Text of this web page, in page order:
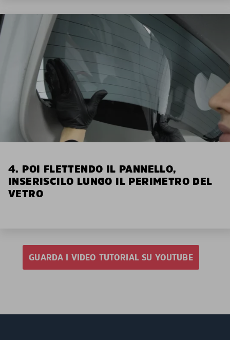
4. POI FLETTENDO IL PANNELLO,
INSERISCILO LUNGO IL PERIMETRO DEL
VETRO
GUARDA I VIDEO TUTORIAL SU YOUTUBE